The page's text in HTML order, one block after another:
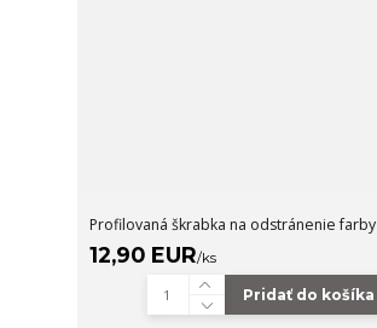
Profilovaná škrabka na odstránenie farby
12,90 EUR/ks
Pridať do košíka